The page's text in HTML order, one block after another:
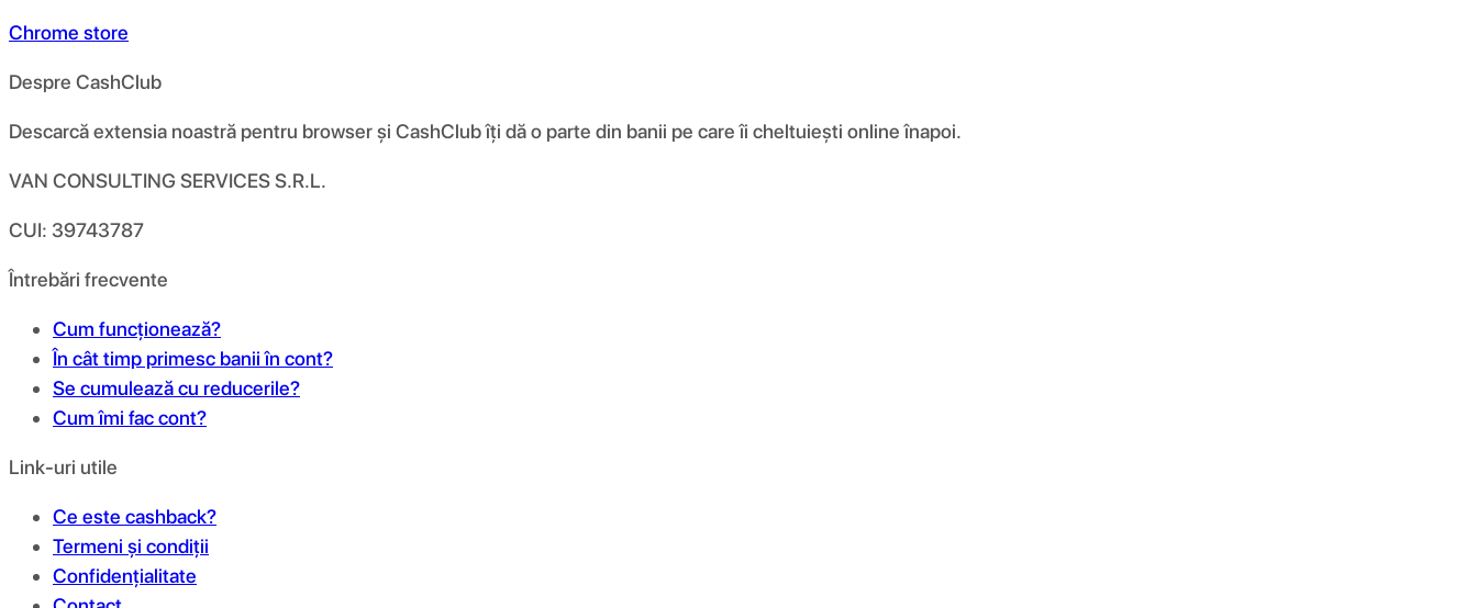
Chrome store
Despre CashClub
Descarcă extensia noastră pentru browser și CashClub îți dă o parte din banii pe care îi cheltuiești online înapoi.
VAN CONSULTING SERVICES S.R.L.
CUI: 39743787
Întrebări frecvente
Cum funcționează?
În cât timp primesc banii în cont?
Se cumulează cu reducerile?
Cum îmi fac cont?
Link-uri utile
Ce este cashback?
Termeni și condiții
Confidențialitate